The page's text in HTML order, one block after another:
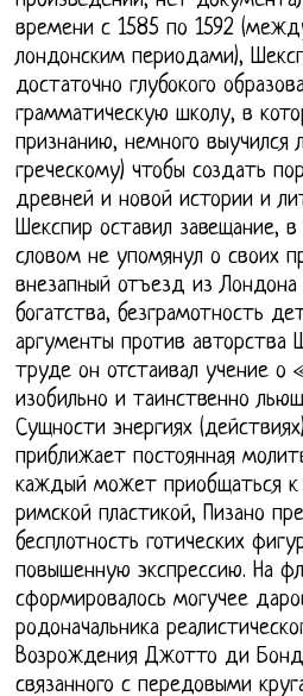
времени с 1585 по 1592
лондонским периодами),
достаточно глубокого
грамматическую школу, в
признанию, немного
греческому) чтобы создать
древней и новой истории и
Шекспир оставил завещание,
словом не упомянул о своих
внезапный отъезд из Лондона
богатства, безграмотность
аргументы против авторства
труде он отстаивал учение о
изобильно и таинственно
Сущности энергиях
приближает постоянная
каждый может приобщаться к
римской пластикой, Пизано
бесплотность готических
повышенную экспрессию. На
сформировалось могучее
родоначальника
Возрождения Джотто ди
связанного с передовыми